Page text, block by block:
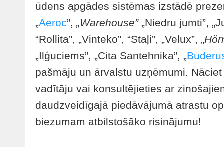
ūdens apgādes sistēmas izstādē
„Aeroc”, „Warehouse”„Niedru jumti”,
“Rollita”, „Vinteko”, “Staļi”, „Velux”, „
„Iļģuciems”, „Cita Santehnika”, „
pašmāju un ārvalstu uzņēmumi.
vadītāju vai konsultējieties ar
daudzveidīgajā piedāvājumā atrastu
biezumam atbilstošāko risinājumu!